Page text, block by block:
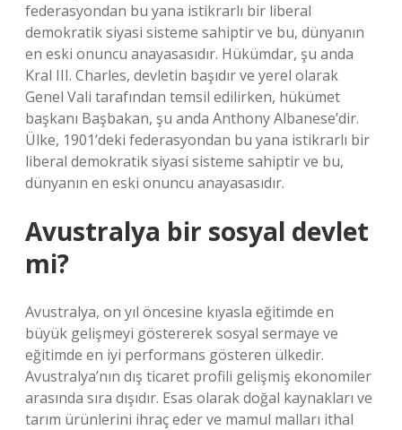
federasyondan bu yana istikrarlı bir liberal
demokratik siyasi sisteme sahiptir ve bu, dünyanın
en eski onuncu anayasasıdır. Hükümdar, şu anda
Kral III. Charles, devletin başıdır ve yerel olarak
Genel Vali tarafından temsil edilirken, hükümet
başkanı Başbakan, şu anda Anthony Albanese’dir.
Ülke, 1901’deki federasyondan bu yana istikrarlı bir
liberal demokratik siyasi sisteme sahiptir ve bu,
dünyanın en eski onuncu anayasasıdır.
Avustralya bir sosyal devlet
mi?
Avustralya, on yıl öncesine kıyasla eğitimde en
büyük gelişmeyi göstererek sosyal sermaye ve
eğitimde en iyi performans gösteren ülkedir.
Avustralya’nın dış ticaret profili gelişmiş ekonomiler
arasında sıra dışıdır. Esas olarak doğal kaynakları ve
tarım ürünlerini ihraç eder ve mamul malları ithal